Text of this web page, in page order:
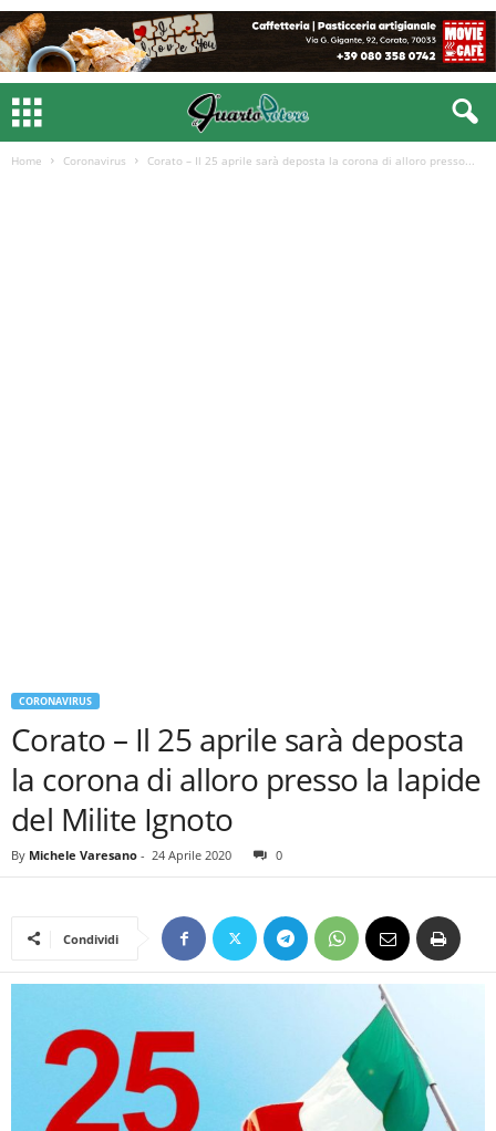
Home Coronavirus Corato – Il 25 aprile sarà deposta la corona di alloro presso...
CORONAVIRUS
Corato – Il 25 aprile sarà deposta
la corona di alloro presso la lapide
del Milite Ignoto
By Michele Varesano - 24 Aprile 2020 0
Condividi